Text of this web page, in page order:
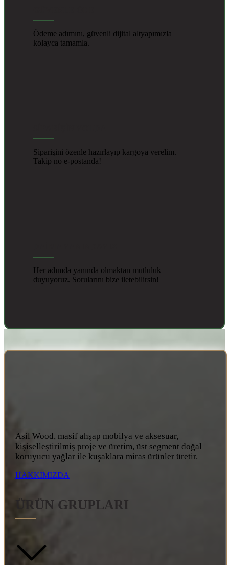
Ödeme adımını, güvenli dijital altyapımızla
kolayca tamamla.
Siparişini özenle hazırlayıp kargoya verelim.
Takip no e-postanda!
Her adımda yanında olmaktan mutluluk
duyuyoruz. Sorularını bize iletebilirsin!
Asil Wood, masif ahşap mobilya ve aksesuar,
kişiselleştirilmiş proje ve üretim, üst segment doğal
koruyucu yağlar ile kuşaklara miras ürünler üretir.
HAKKIMIZDA
ÜRÜN GRUPLARI